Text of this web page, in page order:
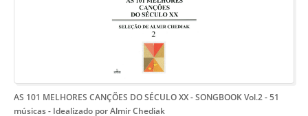
AS 101 MELHORES CANÇÕES DO SÉCULO XX - SONGBOOK Vol.2- 51
músicas - Idealizado por Almir Chediak